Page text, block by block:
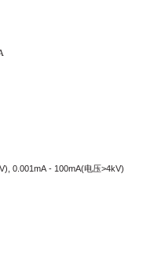
0.001mA - 100mA(电压>4kV)